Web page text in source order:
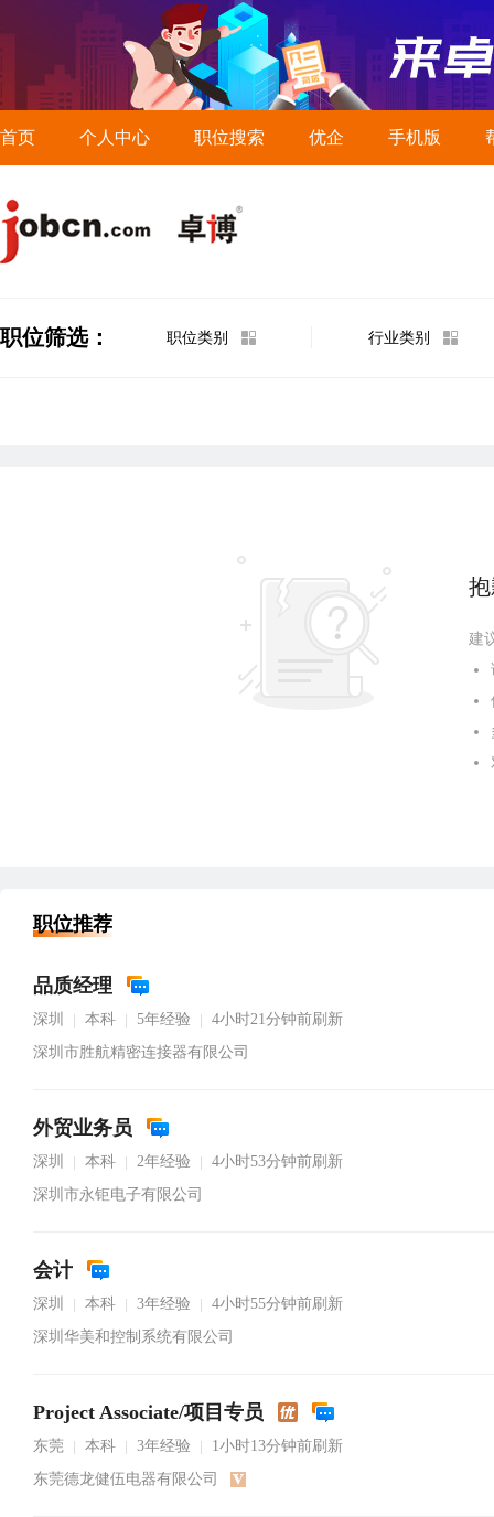
首页 个人中心 职位搜索 优企 手机版
职位筛选： 职位类别 行业类别
建
职位推荐
品质经理
深圳 本科 5年经验
4小时21分钟前刷新
深圳市胜航精密连接器有限公司
外贸业务员
深圳 本科 2年经验
4小时53分钟前刷新
深圳市永钜电子有限公司
会计
深圳 本科 3年经验
4小时55分钟前刷新
深圳华美和控制系统有限公司
Project Associate/项目专员
东莞 本科 3年经验
1小时13分钟前刷新
东莞德龙健伍电器有限公司